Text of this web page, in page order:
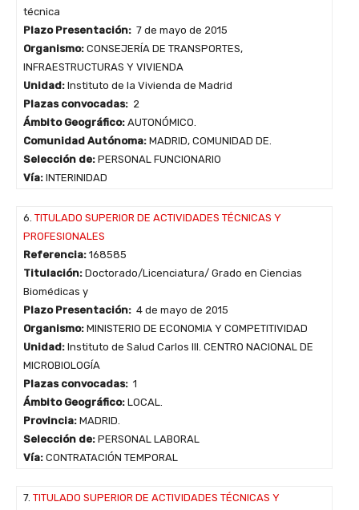
técnica
Plazo Presentación: 7 de mayo de 2015
Organismo: CONSEJERÍA DE TRANSPORTES,
INFRAESTRUCTURAS Y VIVIENDA
Unidad: Instituto de la Vivienda de Madrid
Plazas convocadas: 2
Ámbito Geográfico: AUTONÓMICO.
Comunidad Autónoma: MADRID, COMUNIDAD DE.
Selección de: PERSONAL FUNCIONARIO
Vía: INTERINIDAD
6. TITULADO SUPERIOR DE ACTIVIDADES TÉCNICAS Y
PROFESIONALES
Referencia: 168585
Titulación: Doctorado/Licenciatura/ Grado en Ciencias
Biomédicas y
Plazo Presentación: 4 de mayo de 2015
Organismo: MINISTERIO DE ECONOMIA Y COMPETITIVIDAD
Unidad: Instituto de Salud Carlos III. CENTRO NACIONAL DE
MICROBIOLOGÍA
Plazas convocadas: 1
Ámbito Geográfico: LOCAL.
Provincia: MADRID.
Selección de: PERSONAL LABORAL
Vía: CONTRATACIÓN TEMPORAL
7. TITULADO SUPERIOR DE ACTIVIDADES TÉCNICAS Y